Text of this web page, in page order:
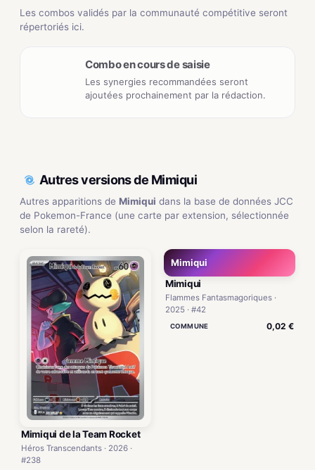
Les combos validés par la communauté compétitive seront
répertoriés ici.
Combo en cours de saisie
Les synergies recommandées seront
ajoutées prochainement par la rédaction.
Autres versions de Mimiqui
Autres apparitions de Mimiqui dans la base de données JCC
de Pokemon-France (une carte par extension, sélectionnée
selon la rareté).
Mimiqui de la Team Rocket
Héros Transcendants · 2026 ·
#238
Mimiqui
Mimiqui
Flammes Fantasmagoriques ·
2025 · #42
COMMUNE 0,02 €